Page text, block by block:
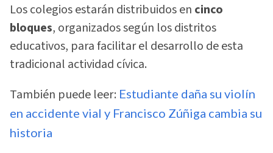
Los colegios estarán distribuidos en cinco
bloques, organizados según los distritos
educativos, para facilitar el desarrollo de esta
tradicional actividad cívica.
También puede leer: Estudiante daña su violín
en accidente vial y Francisco Zúñiga cambia su
historia